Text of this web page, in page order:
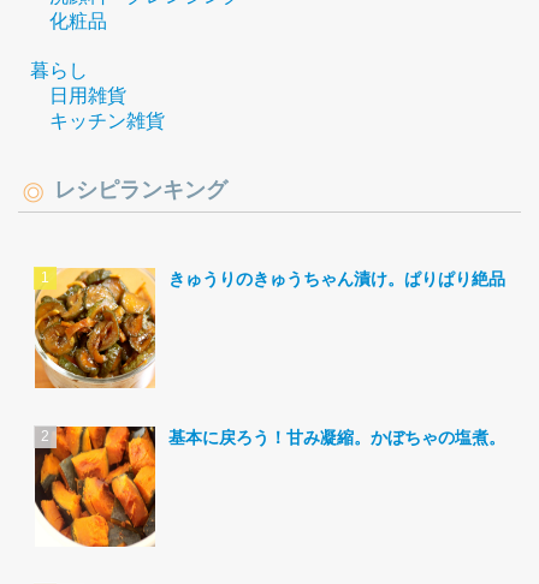
化粧品
暮らし
日用雑貨
キッチン雑貨
レシピランキング
きゅうりのきゅうちゃん漬け。ぱりぱり絶品。
基本に戻ろう！甘み凝縮。かぼちゃの塩煮。